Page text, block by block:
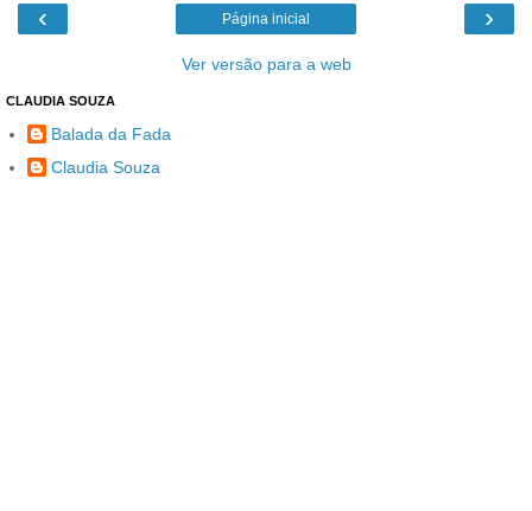
‹ ›
Página inicial
Ver versão para a web
CLAUDIA SOUZA
Balada da Fada
Claudia Souza